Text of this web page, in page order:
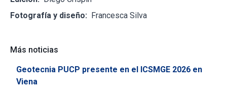
Fotografía y diseño: Francesca Silva
Más noticias
Geotecnia PUCP presente en el ICSMGE 2026 en
Viena